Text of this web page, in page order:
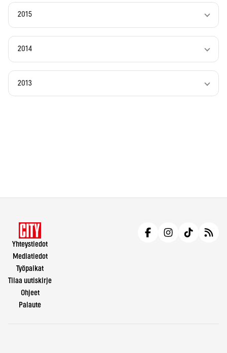
2015
2014
2013
Yhteystiedot
Mediatiedot
Työpaikat
Tilaa uutiskirje
Ohjeet
Palaute